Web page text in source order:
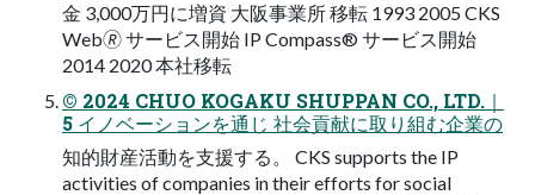
金 3,000万円に増資 大阪事業所 移転 1993 2005 CKS
Web🄬 サービス開始 IP Compass® サービス開始
2014 2020 本社移転
© 2024 CHUO KOGAKU SHUPPAN CO., LTD.｜
5 イノベーションを通じ 社会貢献に取り組む企業の
知的財産活動を支援する。 CKS supports the IP
activities of companies in their efforts for social